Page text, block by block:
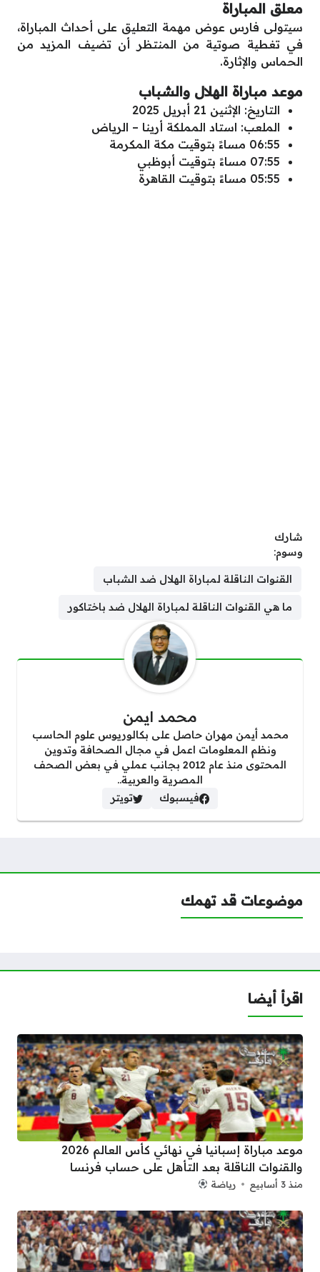
معلق المباراة
سيتولى فارس عوض مهمة التعليق على أحداث المباراة،
في تغطية صوتية من المنتظر أن تضيف المزيد من
الحماس والإثارة.
موعد مباراة الهلال والشباب
التاريخ: الإثنين 21 أبريل 2025
الملعب: استاد المملكة أرينا – الرياض
06:55 مساءً بتوقيت مكة المكرمة
07:55 مساءً بتوقيت أبوظبي
05:55 مساءً بتوقيت القاهرة
شارك
وسوم:
القنوات الناقلة لمباراة الهلال ضد الشباب
ما هي القنوات الناقلة لمباراة الهلال ضد باختاكور
محمد ايمن
محمد أيمن مهران حاصل على بكالوريوس علوم الحاسب
ونظم المعلومات اعمل في مجال الصحافة وتدوين
المحتوى منذ عام 2012 بجانب عملي في بعض الصحف
المصرية والعربية..
فيسبوك
تويتر
موضوعات قد تهمك
اقرأ أيضا
موعد مباراة إسبانيا في نهائي كأس العالم 2026
والقنوات الناقلة بعد التأهل على حساب فرنسا
منذ 3 أسابيع رياضة